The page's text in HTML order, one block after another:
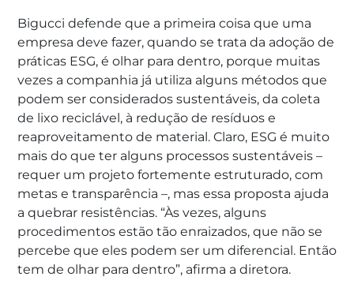
Bigucci defende que a primeira coisa que uma
empresa deve fazer, quando se trata da adoção de
práticas ESG, é olhar para dentro, porque muitas
vezes a companhia já utiliza alguns métodos que
podem ser considerados sustentáveis, da coleta
de lixo reciclável, à redução de resíduos e
reaproveitamento de material. Claro, ESG é muito
mais do que ter alguns processos sustentáveis –
requer um projeto fortemente estruturado, com
metas e transparência –, mas essa proposta ajuda
a quebrar resistências. “Às vezes, alguns
procedimentos estão tão enraizados, que não se
percebe que eles podem ser um diferencial. Então
tem de olhar para dentro”, afirma a diretora.